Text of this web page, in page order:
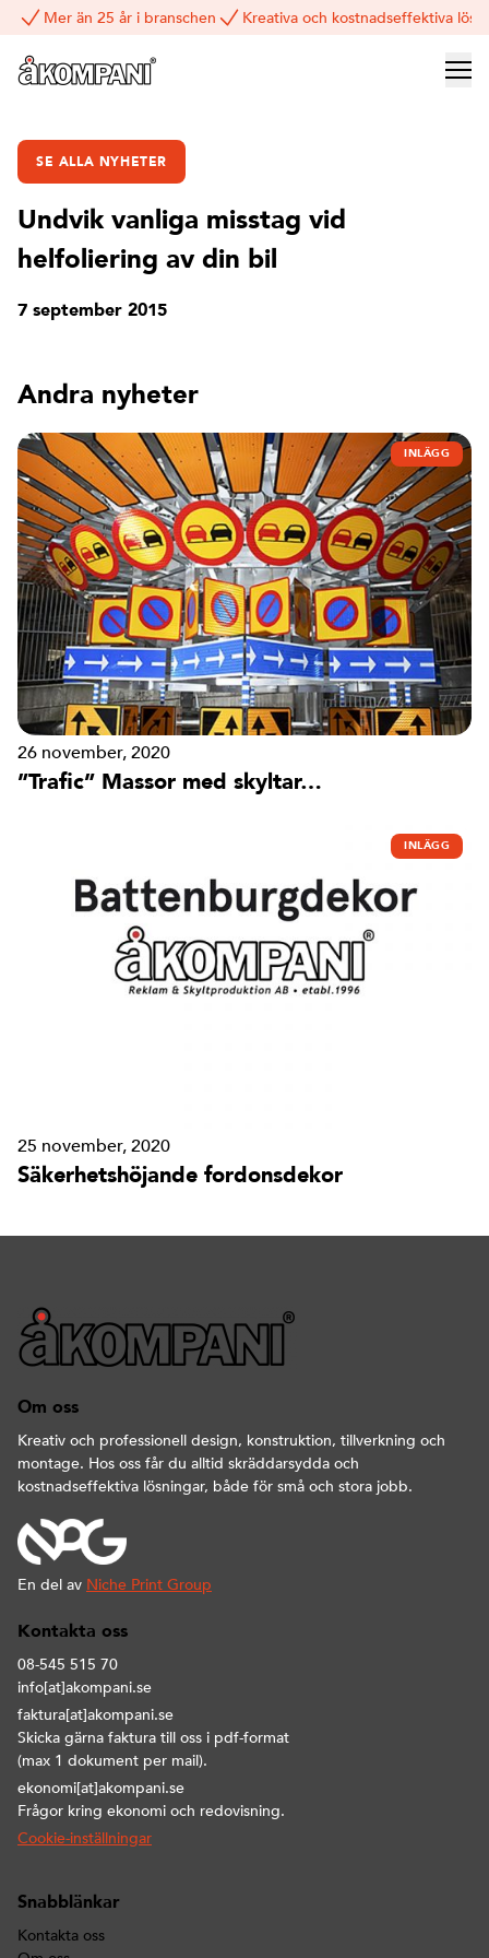
Mer än 25 år i branschen Kreativa och kostnadseffektiva
SE ALLA NYHETER
Undvik vanliga misstag vid
helfoliering av din bil
7 september 2015
Andra nyheter
INLÄGG
26 november, 2020
”Trafic” Massor med skyltar…
INLÄGG
25 november, 2020
Säkerhetshöjande fordonsdekor
Om oss
Kreativ och professionell design, konstruktion, tillverkning och
montage. Hos oss får du alltid skräddarsydda och
kostnadseffektiva lösningar, både för små och stora jobb.
En del av Niche Print Group
Kontakta oss
08-545 515 70
info[at]akompani.se
faktura[at]akompani.se
Skicka gärna faktura till oss i pdf-format
(max 1 dokument per mail).
ekonomi[at]akompani.se
Frågor kring ekonomi och redovisning.
Cookie-inställningar
Snabblänkar
Kontakta oss